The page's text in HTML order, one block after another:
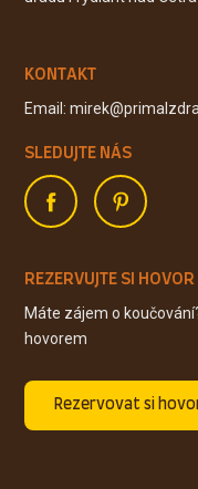
KONTAKT
Email:
SLEDUJTE NÁS
REZERVUJTE SI HOVOR
Máte zájem o
hovorem
Rezervovat si